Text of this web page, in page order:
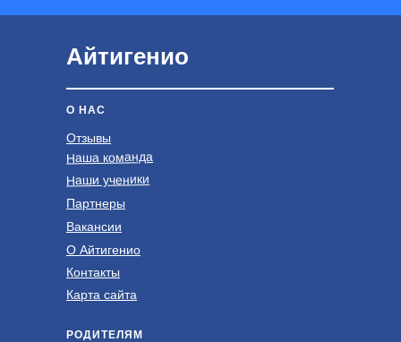
РОДИТЕЛЯМ
Айтигенио
О НАС
Отзывы
Наша команда
Наши ученики
Партнеры
Вакансии
О Айтигенио
Контакты
Карта сайта